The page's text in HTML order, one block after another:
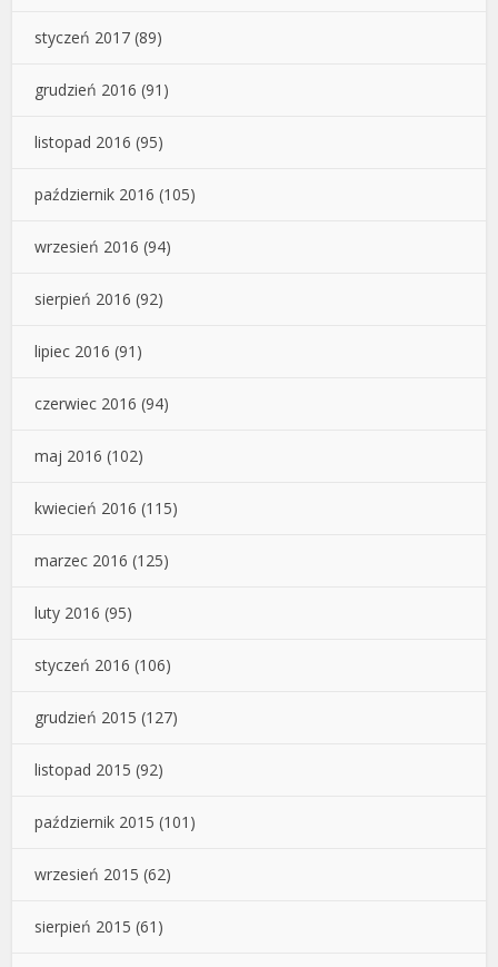
styczeń 2017 (89)
grudzień 2016 (91)
listopad 2016 (95)
październik 2016 (105)
wrzesień 2016 (94)
sierpień 2016 (92)
lipiec 2016 (91)
czerwiec 2016 (94)
maj 2016 (102)
kwiecień 2016 (115)
marzec 2016 (125)
luty 2016 (95)
styczeń 2016 (106)
grudzień 2015 (127)
listopad 2015 (92)
październik 2015 (101)
wrzesień 2015 (62)
sierpień 2015 (61)